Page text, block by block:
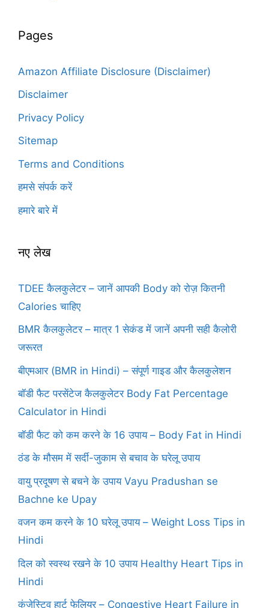
Pages
Amazon Affiliate Disclosure (Disclaimer)
Disclaimer
Privacy Policy
Sitemap
Terms and Conditions
हमसे संपर्क करें
हमारे बारे में
नए लेख
TDEE कैलकुलेटर – जानें आपकी Body को रोज़ कितनी
Calories चाहिए
BMR कैलकुलेटर – मात्र 1 सेकंड में जानें अपनी सही कैलोरी
जरूरत
बीएमआर (BMR in Hindi) – संपूर्ण गाइड और कैलकुलेशन
बॉडी फैट परसेंटेज कैलकुलेटर Body Fat Percentage
Calculator in Hindi
बॉडी फैट को कम करने के 16 उपाय – Body Fat in Hindi
ठंड के मौसम में सर्दी-जुकाम से बचाव के घरेलू उपाय
वायु प्रदूषण से बचने के उपाय Vayu Pradushan se
Bachne ke Upay
वजन कम करने के 10 घरेलू उपाय – Weight Loss Tips in
Hindi
दिल को स्वस्थ रखने के 10 उपाय Healthy Heart Tips in
Hindi
कंजेस्टिव हार्ट फेलियर – Congestive Heart Failure in